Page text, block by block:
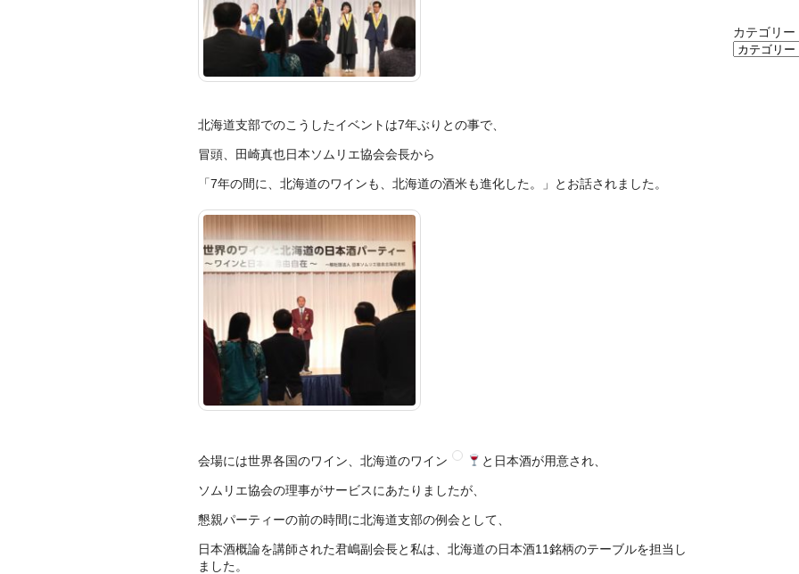
北海道支部でのこうしたイベントは7年ぶりとの事で、
冒頭、田崎真也日本ソムリエ協会会長から
「7年の間に、北海道のワインも、北海道の酒米も進化した。」とお話されました。
会場には世界各国のワイン、北海道のワイン と日本酒が用意され、
ソムリエ協会の理事がサービスにあたりましたが、
懇親パーティーの前の時間に北海道支部の例会として、
日本酒概論を講師された君嶋副会長と私は、 北海道の日本酒11銘柄のテーブルを担当し
ました。
カテゴリー